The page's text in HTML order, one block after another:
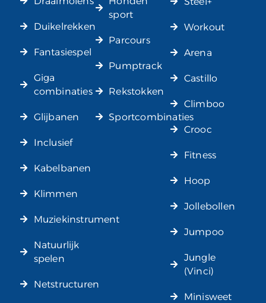
Duikelrekken
Fantasiespel
Giga
combinaties
Glijbanen
Inclusief
Kabelbanen
Klimmen
Muziekinstrument
Natuurlijk
spelen
Netstructuren
sport
Parcours
Pumptrack
Rekstokken
Sportcombinaties
Workout
Arena
Castillo
Climboo
Crooc
Fitness
Hoop
Jollebollen
Jumpoo
Jungle
(Vinci)
Minisweet